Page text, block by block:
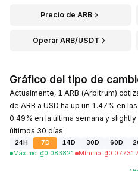
Precio de ARB
Operar ARB/USDT
Gráfico del tipo de
Actualmente, 1 ARB (Arbitrum)
de ARB a USD ha up un 1.47% en
0.49% en la última semana y
últimos 30 días.
24H 7D 14D 30D 60D
Máximo: ₫0.083821 Mínimo: ₫0.077317